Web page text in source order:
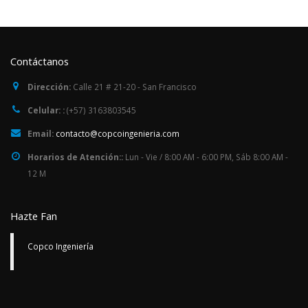
Contáctanos
Dirección: Calle 21 # 21-20 - San Francisco
Celular: :(+57) 3163803545
Email: contacto@copcoingenieria.com
Horarios de Atención:: Lun - Vie / 8:00 AM - 6:00 PM, Sáb 8:00 AM -
12 M
Hazte Fan
Copco Ingeniería